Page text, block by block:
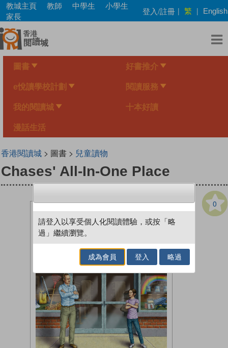
Skip
main
content
教城主頁 教師 中學生
小學生
家長
登入/註冊 | 繁 | English
圖書 好書推介
e悅讀學校計劃 閱讀服務
我的閱讀城 十本好讀
漫話生活
香港閱讀城> 圖書 > 兒童讀物
Chases' All-In-One Place
0
請登入以享受個人化閱讀體驗，或按「略
過」繼續瀏覽。
成為會員 登入 略過